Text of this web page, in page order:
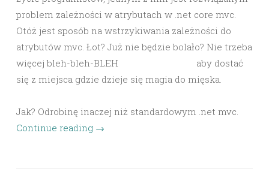
problem zależności w atrybutach w .net core mvc.
Otóż jest sposób na wstrzykiwania zależności do
atrybutów mvc. Łot? Już nie będzie bolało? Nie trzeba
więcej bleh-bleh-BLEH
aby dostać
się z miejsca gdzie dzieje się magia do mięska.
Jak? Odrobinę inaczej niż standardowym .net mvc.
Continue reading →